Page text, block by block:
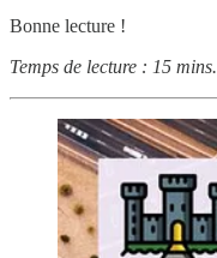
Bonne lecture !
Temps de lecture : 15 mins.